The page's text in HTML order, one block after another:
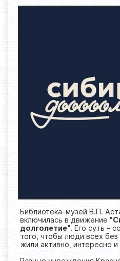
Библиотека-музей В.П.
включилась в движение
долголетие". Его суть -
того, чтобы люди всех
жили активно, интересно и